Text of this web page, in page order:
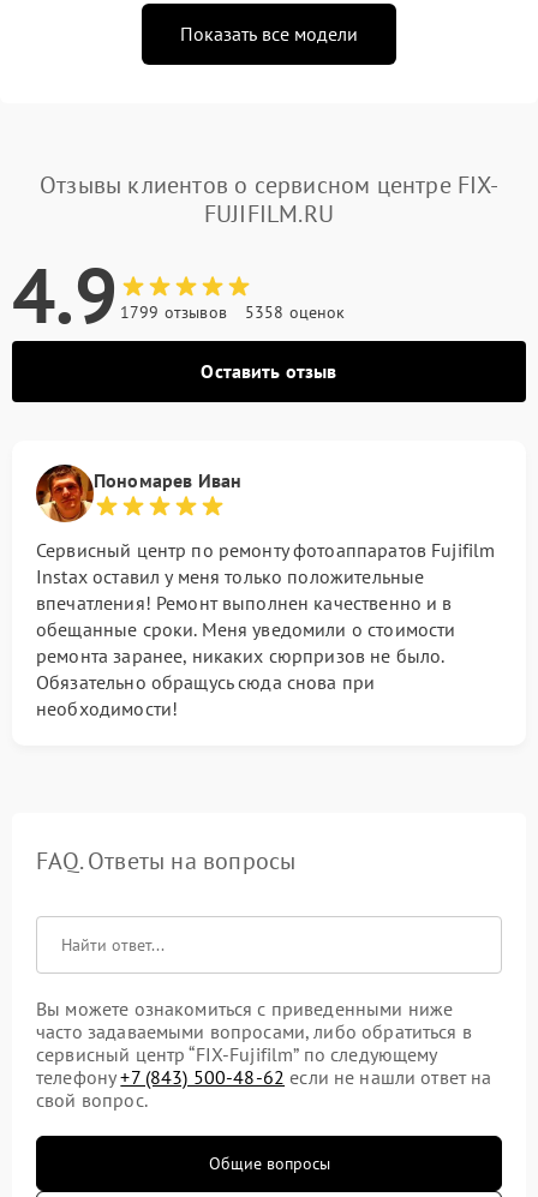
Показать все модели
Отзывы клиентов о сервисном центре FIX-
FUJIFILM.RU
4.9 1799 отзывов 5358 оценок
Оставить отзыв
Пономарев Иван
Сервисный центр по ремонту фотоаппаратов Fujifilm
Instax оставил у меня только положительные
впечатления! Ремонт выполнен качественно и в
обещанные сроки. Меня уведомили о стоимости
ремонта заранее, никаких сюрпризов не было.
Обязательно обращусь сюда снова при
необходимости!
FAQ. Ответы на вопросы
Вы можете ознакомиться с приведенными ниже
часто задаваемыми вопросами, либо обратиться в
сервисный центр “FIX-Fujifilm” по следующему
телефону+7 (843) 500-48-62 если не нашли ответ на
свой вопрос.
Общие вопросы